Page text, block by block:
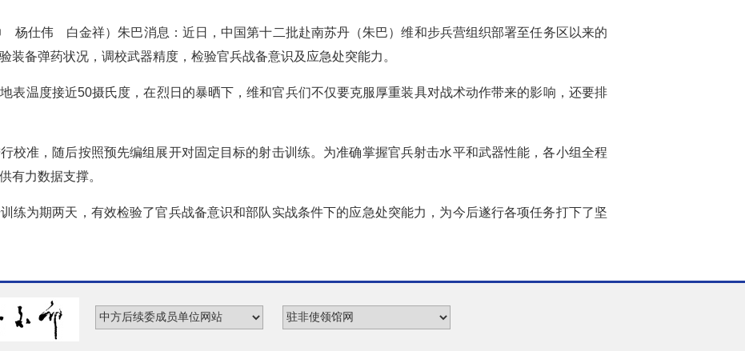
杨仕伟 白金祥）朱巴消息：近日，中国第十二批赴南苏丹（朱巴）维和步兵营组织部署至任务区以来的
装备弹药状况，调校武器精度，检验官兵战备意识及应急处突能力。
表温度接近50摄氏度，在烈日的暴晒下，维和官兵们不仅要克服厚重装具对战术动作带来的影响，还要排
校准，随后按照预先编组展开对固定目标的射击训练。为准确掌握官兵射击水平和武器性能，各小组全程
有力数据支撑。
练为期两天，有效检验了官兵战备意识和部队实战条件下的应急处突能力，为今后遂行各项任务打下了坚